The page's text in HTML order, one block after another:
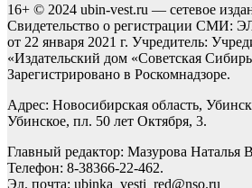
16+ © 2024 ubin-vest.ru — сетевое
Свидетельство о регистрации СМИ:
от 22 января 2021 г. Учредитель:
«Издательский дом «Советская
Зарегистрировано в Роскомнадзоре.
Адрес: Новосибирская область,
Убинское, пл. 50 лет Октября, 3.
Главный редактор: Мазурова Наталья
Телефон: 8-38366-22-462.
Эл. почта: ubinka_vesti_red@nso.ru